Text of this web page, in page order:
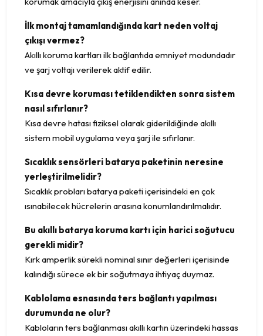
İlk montaj tamamlandığında kart neden voltaj
çıkışı vermez?
Akıllı koruma kartları ilk bağlantıda emniyet modundadır
ve şarj voltajı verilerek aktif edilir.
Kısa devre koruması tetiklendikten sonra sistem
nasıl sıfırlanır?
Kısa devre hatası fiziksel olarak giderildiğinde akıllı
sistem mobil uygulama veya şarj ile sıfırlanır.
Sıcaklık sensörleri batarya paketinin neresine
yerleştirilmelidir?
Sıcaklık probları batarya paketi içerisindeki en çok
ısınabilecek hücrelerin arasına konumlandırılmalıdır.
Bu akıllı batarya koruma kartı için harici soğutucu
gerekli midir?
Kırk amperlik sürekli nominal sınır değerleri içerisinde
kalındığı sürece ek bir soğutmaya ihtiyaç duymaz.
Kablolama esnasında ters bağlantı yapılması
durumunda ne olur?
Kabloların ters bağlanması akıllı kartın üzerindeki hassas